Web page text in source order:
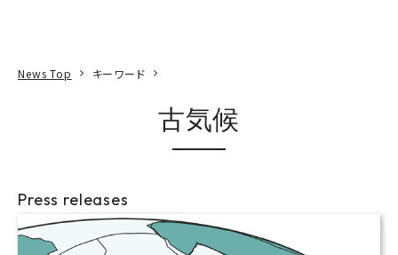
News Top キーワード
古気候
Press releases